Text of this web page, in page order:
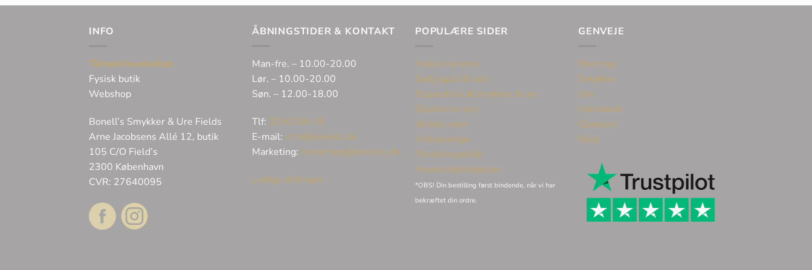
INFO
Tilmeld kundeklub
Fysisk butik
Webshop
Bonell’s Smykker & Ure Fields
Arne Jacobsens Allé 12, butik
105 C/O Field’s
2300 København
CVR: 27640095
ÅBNINGSTIDER & KONTAKT
Man-fre. – 10.00-20.00
Lør. – 10.00-20.00
Søn. – 12.00-18.00
Tlf: 32 62 06 45
E-mail: info@bonells.dk
Marketing: marketing@bonells.dk
Ledige stillinger
POPULÆRE SIDER
Huller i ørerne
Sælg guld & sølv
Reparation af smykker & ure
Eksklusive ure
Unikke varer
Vielsesringe
Privatlivspolitik
Handelsbetingelser
*OBS! Din bestilling først bindende, når vi har
bekræftet din ordre.
GENVEJE
Øreringe
Smykker
Ure
Halskæde
Gavekort
Blog